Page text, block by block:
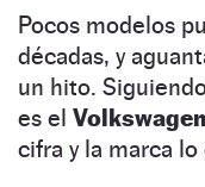
Pocos modelos
décadas, y
un hito.
es el
cifra y la marca